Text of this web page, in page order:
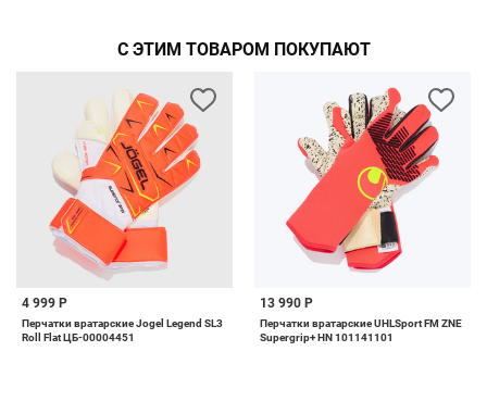
С ЭТИМ ТОВАРОМ ПОКУПАЮТ
4 999 Р
Перчатки вратарские Jogel Legend SL3
Roll Flat ЦБ-00004451
13 990 Р
Перчатки вратарские UHLSport FM ZNE
Supergrip+ HN 101141101